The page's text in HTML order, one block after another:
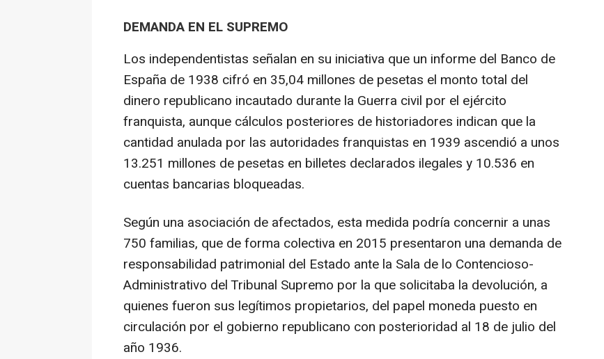
DEMANDA EN EL SUPREMO
Los independentistas señalan en su iniciativa que un informe del Banco de
España de 1938 cifró en 35,04 millones de pesetas el monto total del
dinero republicano incautado durante la Guerra civil por el ejército
franquista, aunque cálculos posteriores de historiadores indican que la
cantidad anulada por las autoridades franquistas en 1939 ascendió a unos
13.251 millones de pesetas en billetes declarados ilegales y 10.536 en
cuentas bancarias bloqueadas.
Según una asociación de afectados, esta medida podría concernir a unas
750 familias, que de forma colectiva en 2015 presentaron una demanda de
responsabilidad patrimonial del Estado ante la Sala de lo Contencioso-
Administrativo del Tribunal Supremo por la que solicitaba la devolución, a
quienes fueron sus legítimos propietarios, del papel moneda puesto en
circulación por el gobierno republicano con posterioridad al 18 de julio del
año 1936.